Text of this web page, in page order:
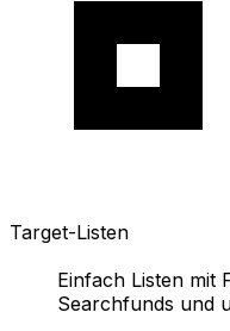
Target-Listen
Einfach Listen mit
Searchfunds und